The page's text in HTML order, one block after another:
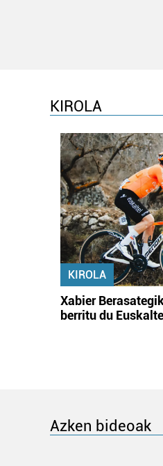
KIROLA
KIROLA
Xabier
berritu du
Azken bideoak